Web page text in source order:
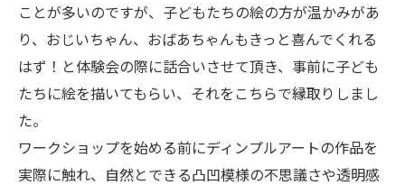
ことが多いのですが、子どもたちの絵の方が温かみがあ
り、おじいちゃん、おばあちゃんもきっと喜んでくれる
はず！と体験会の際に話合いさせて頂き、事前に子ども
たちに絵を描いてもらい、それをこちらで縁取りしまし
た。
ワークショップを始める前にディンプルアートの作品を
実際に触れ、自然とできる凸凹模様の不思議さや透明感